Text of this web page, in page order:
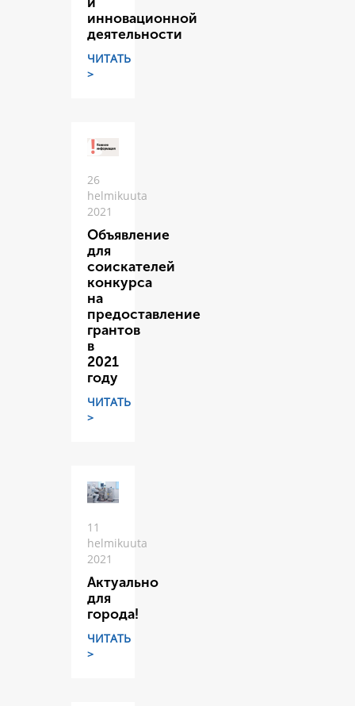
инновационной
деятельности
ЧИТАТЬ
>
26
helmikuuta
2021
Объявление
для
соискателей
конкурса
на
предоставление
грантов
в
2021
году
ЧИТАТЬ
>
11
helmikuuta
2021
Актуально
для
города!
ЧИТАТЬ
>